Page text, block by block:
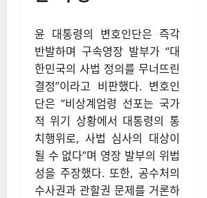
윤 대통령 측, “구속
영장은 사법 정의 훼
손” 주장
윤 대통령의 변호인단은 즉각
반발하며 구속영장 발부가 “대